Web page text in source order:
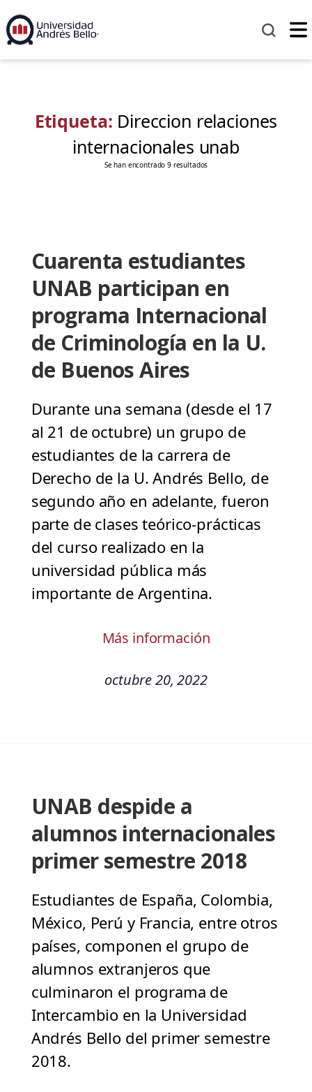
Etiqueta: Direccion relaciones
internacionales unab
Se han encontrado 9 resultados
Cuarenta estudiantes
UNAB participan en
programa Internacional
de Criminología en la U.
de Buenos Aires
Durante una semana (desde el 17
al 21 de octubre) un grupo de
estudiantes de la carrera de
Derecho de la U. Andrés Bello, de
segundo año en adelante, fueron
parte de clases teórico-prácticas
del curso realizado en la
universidad pública más
importante de Argentina.
Más información
octubre 20, 2022
UNAB despide a
alumnos internacionales
primer semestre 2018
Estudiantes de España, Colombia,
México, Perú y Francia, entre otros
países, componen el grupo de
alumnos extranjeros que
culminaron el programa de
Intercambio en la Universidad
Andrés Bello del primer semestre
2018.